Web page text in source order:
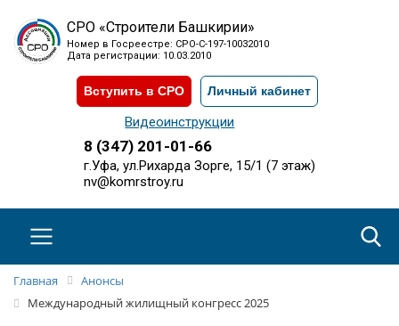
СРО «Строители Башкирии»
Номер в Госреестре: СРО-С-197-10032010
Дата регистрации: 10.03.2010
Вступить в СРО Личный кабинет
Видеоинструкции
8 (347) 201-01-66
г.Уфа, ул.Рихарда Зорге, 15/1 (7 этаж)
nv@komrstroy.ru
Главная
Анонсы
Международный жилищный конгресс 2025